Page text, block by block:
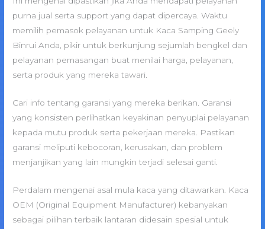
purna jual serta support yang dapat dipercaya. Waktu
memilih pemasok pelayanan untuk Kaca Samping Geely
Binrui Anda, pikir untuk berkunjung sejumlah bengkel dan
pelayanan pemasangan buat menilai harga, pelayanan,
serta produk yang mereka tawari.
Cari info tentang garansi yang mereka berikan. Garansi
yang konsisten perlihatkan keyakinan penyuplai pelayanan
kepada mutu produk serta pekerjaan mereka. Pastikan
garansi meliputi kebocoran, kerusakan, dan problem
menjanjikan yang lain mungkin terjadi selesai ganti.
Perdalam mengenai asal mula kaca yang ditawarkan. Kaca
OEM (Original Equipment Manufacturer) kebanyakan
sebagai pilihan terbaik lantaran didesain spesial untuk